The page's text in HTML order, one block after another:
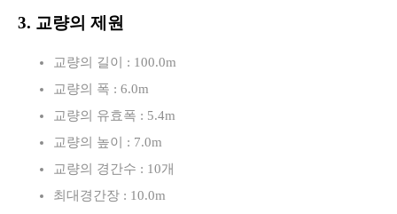
3. 교량의 제원
교량의 길이 : 100.0m
교량의 폭 : 6.0m
교량의 유효폭 : 5.4m
교량의 높이 : 7.0m
교량의 경간수 : 10개
최대경간장 : 10.0m